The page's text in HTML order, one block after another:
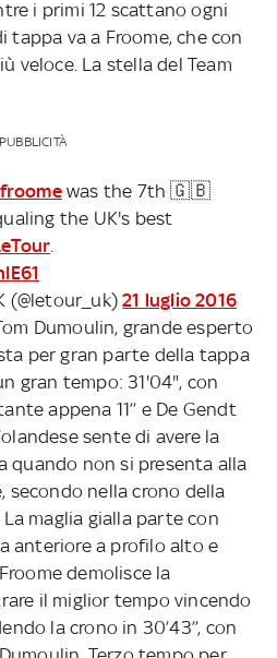
i primi 12 scattano ogni
va a Froome, che con
veloce. La stella del Team
PUBBLICITÀ
was the 7th 🇬🇧
the UK's best
(@letour_uk)21 luglio 2016
Dumoulin, grande esperto
per gran parte della tappa
gran tempo: 31'04", con
appena 11’’ e De Gendt
sente di avere la
quando non si presenta alla
secondo nella crono della
maglia gialla parte con
anteriore a profilo alto e
demolisce la
il miglior tempo vincendo
la crono in 30’43’’, con